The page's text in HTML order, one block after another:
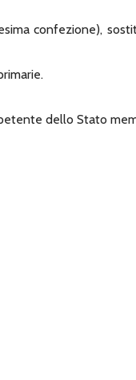
confezione),
dello Stato